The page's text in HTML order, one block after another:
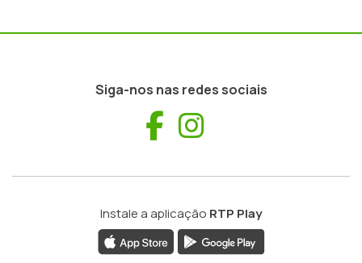
Siga-nos nas redes sociais
Facebook
Instale a aplicação RTP Play